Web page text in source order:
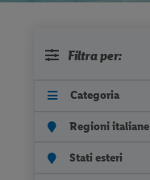
Filtra per:
Categoria
Regioni italiane
Stati esteri